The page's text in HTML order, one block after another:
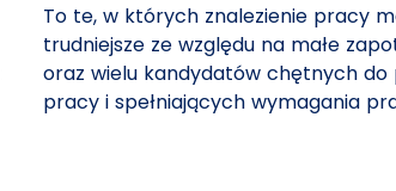
To te, w których znalezienie pracy
trudniejsze ze względu na małe
oraz wielu kandydatów chętnych do
pracy i spełniających wymagania